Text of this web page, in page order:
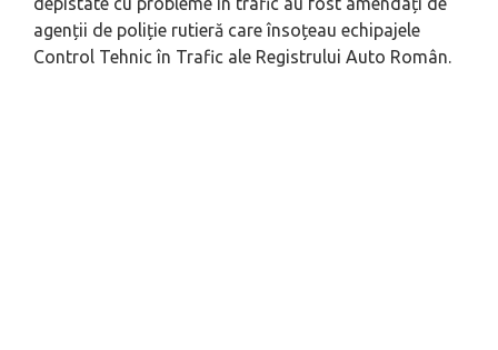
agenții de poliție rutieră care însoțeau echipajele
Control Tehnic în Trafic ale Registrului Auto Român.